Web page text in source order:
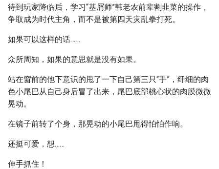
待到玩家降临后，学习“基屑师”韩老农前辈割韭菜的操作，
争取成为时代主角，而不是被第四天灾乱拳打死。
如果可以这样的话……
众所周知，如果的意思就是没有如果。
站在窗前的他下意识的甩了一下自己第三只“手”，纤细的肉
色小尾巴从自己身后冒了出来，尾巴底部桃心状的肉膜微微
晃动。
在镜子前转了个身，那晃动的小尾巴甩得怕怕作响。
还挺可爱，想……
伸手抓住！